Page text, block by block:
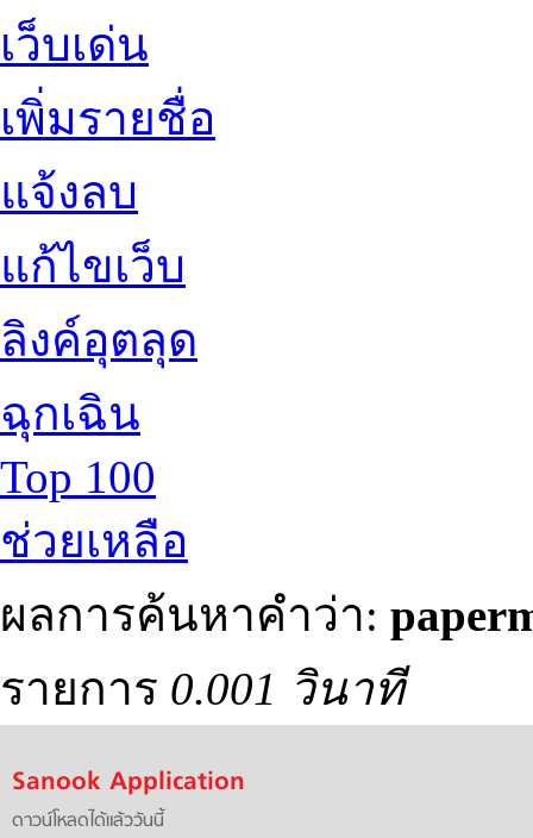
เว็บเด่น
เพิ่มรายชื่อ
แจ้งลบ
แก้ไขเว็บ
ลิงค์อุตลุด
ฉุกเฉิน
Top 100
ช่วยเหลือ
ผลการค้นหาคำว่า:
รายการ 0.001 วินาที
Sanook Application
ดาวน์โหลดได้แล้ววันนี้